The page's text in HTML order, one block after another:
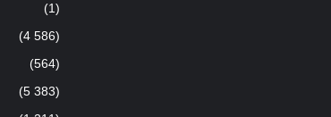
(1)
(4 586)
(564)
(5 383)